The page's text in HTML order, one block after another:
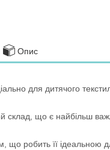
Опис
для дитячого
склад, що є найбільш
робить її ідеальною